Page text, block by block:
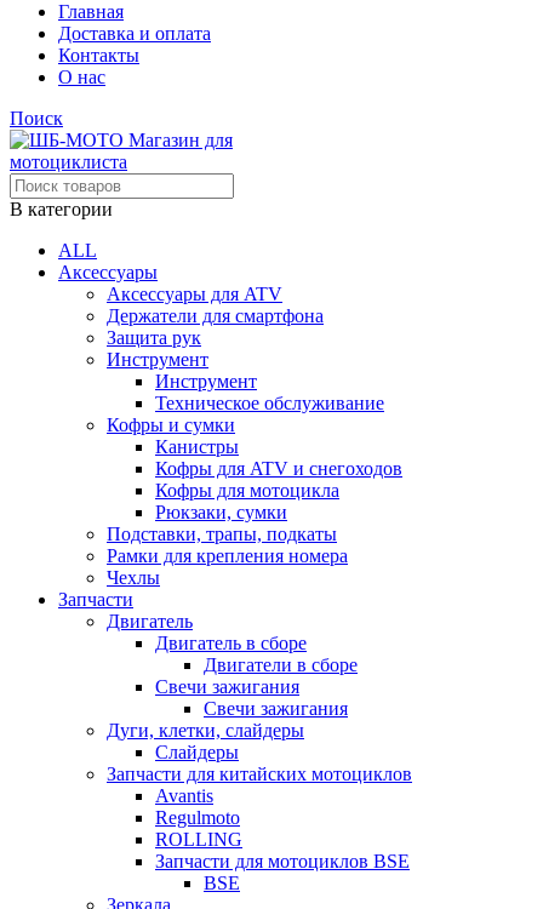
Главная
Доставка и оплата
Контакты
О нас
Поиск
В категории
ALL
Аксессуары
Аксессуары для ATV
Держатели для смартфона
Защита рук
Инструмент
Инструмент
Техническое обслуживание
Кофры и сумки
Канистры
Кофры для ATV и снегоходов
Кофры для мотоцикла
Рюкзаки, сумки
Подставки, трапы, подкаты
Рамки для крепления номера
Чехлы
Запчасти
Двигатель
Двигатель в сборе
Двигатели в сборе
Свечи зажигания
Свечи зажигания
Дуги, клетки, слайдеры
Слайдеры
Запчасти для китайских мотоциклов
Avantis
Regulmoto
ROLLING
Запчасти для мотоциклов BSE
BSE
Зеркала